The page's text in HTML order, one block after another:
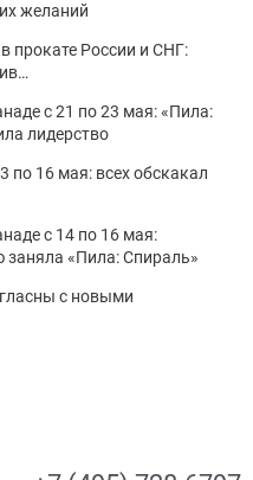
желаний
прокате России и СНГ:
c 21 по 23 мая: «Пила:
лидерство
по 16 мая: всех обскакал
c 14 по 16 мая:
«Пила: Спираль»
с новыми